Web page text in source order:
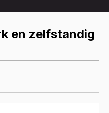
en zelfstandig